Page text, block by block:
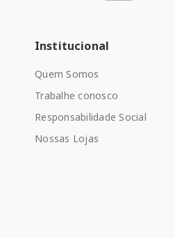
Institucional
Quem Somos
Trabalhe conosco
Responsabilidade Social
Nossas Lojas